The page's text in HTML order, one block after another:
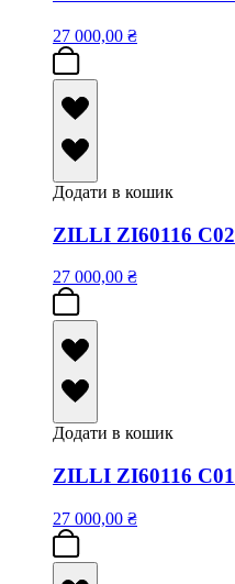
27 000,00 ₴
Додати в кошик
ZILLI ZI60116 C02
27 000,00 ₴
Додати в кошик
ZILLI ZI60116 C01
27 000,00 ₴